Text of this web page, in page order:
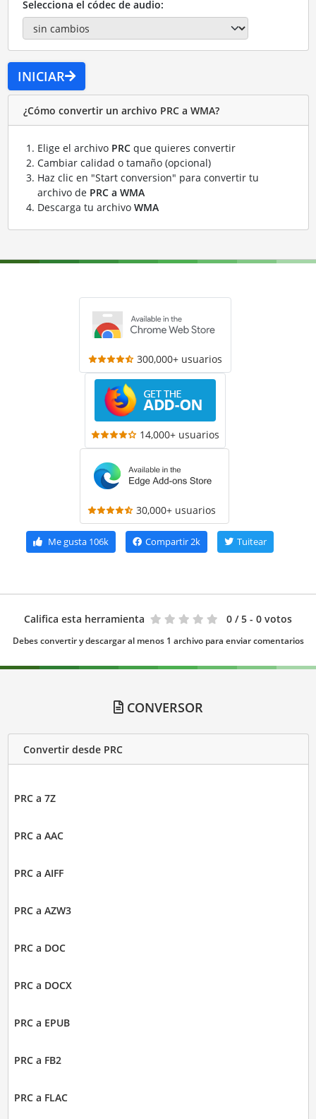
Selecciona el códec de audio:
INICIAR
¿Cómo convertir un archivo PRC a WMA?
Elige el archivo PRCque quieres convertir
Cambiar calidad o tamaño (opcional)
Haz clic en "Start conversion" para convertir tu
archivo de PRC a WMA
Descarga tu archivo WMA
300,000+ usuarios
14,000+ usuarios
30,000+ usuarios
Me gusta106k Compartir2k Tuitear
Califica esta herramienta 0 / 5 - 0 votos
Debes convertir y descargar al menos 1 archivo para enviar comentarios
CONVERSOR
Convertir desde PRC
PRC a 7Z
PRC a AAC
PRC a AIFF
PRC a AZW3
PRC a DOC
PRC a DOCX
PRC a EPUB
PRC a FB2
PRC a FLAC